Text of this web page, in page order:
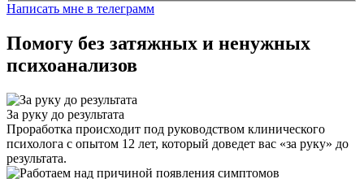
Написать мне в телеграмм
Помогу без затяжных и ненужных
психоанализов
За руку до результата
Проработка происходит под руководством клинического
психолога с опытом 12 лет, который доведет вас «за руку» до
результата.